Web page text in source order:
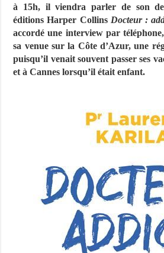
à 15h, il viendra parler de son
éditions Harper Collins Docteur :
accordé une interview par
sa venue sur la Côte d’Azur, une
puisqu’il venait souvent passer ses
et à Cannes lorsqu’il était enfant.